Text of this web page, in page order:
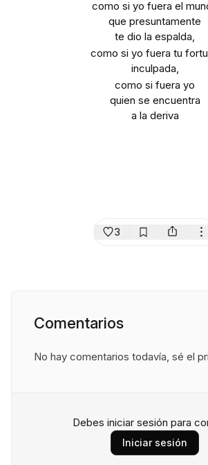
como si yo fuera el
que presuntamente
te dio la espalda,
como si yo fuera tu
inculpada,
como si fuera yo
quien se encuentra
a la deriva
3
Comentarios
No hay comentarios todavía, sé el
Debes iniciar sesión para
Iniciar sesión